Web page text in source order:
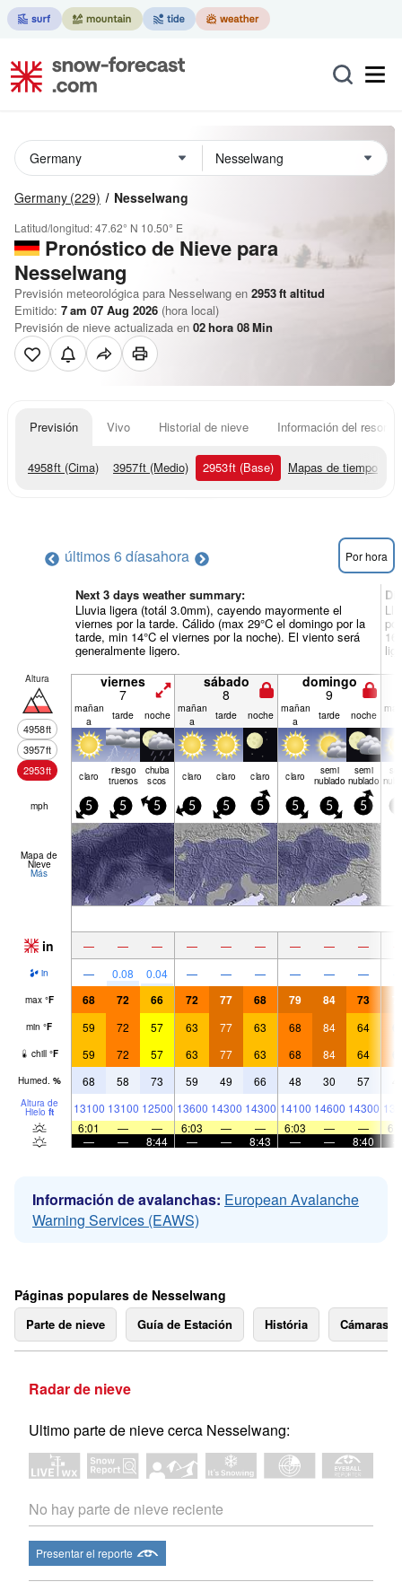
Germany (229) Nesselwang
Latitud/longitud:47.62° N 10.50° E
Pronóstico de Nieve para
Nesselwang
Previsión meteorológica para Nesselwang en 2953ft altitud
Emitido: 7 am 07 Aug 2026 (hora local)
Previsión de nieve actualizada en 02hora 08Min
Previsión Vivo Historial de nieve Información del resort
4958ft (Cima) 3957ft (Medio) 2953ft (Base) Mapas de tiempo
últimos 6 díasahora Por hora
Next 3 days weather summary:
Lluvia ligera (totál 3.0mm), cayendo mayormente el
viernes por la tarde. Cálido (max 29°C el domingo por la
tarde, min 14°C el viernes por la noche). El viento será
generalmente ligero.
Altura
4958ft
3957ft
2953ft
viernes
7
sábado
8
domingo
9
mañan
a
tarde noche mañan
a
tarde noche mañan
a
tarde noche
claro riesgo
truenos
chuba
scos claro claro claro claro semi
nublado
semi
nublado
mph 5 5 5 5 5 5 5 5 5
Mapa de
Nieve
Más
in — — — — — — — — —
in — 0.08 0.04 — — — — — —
max °F 68 72 66 72 77 68 79 84 73
min °F 59 72 57 63 77 63 68 84 64
chill °F 59 72 57 63 77 63 68 84 64
Humed. % 68 58 73 59 49 66 48 30 57
Altura de
Hielo ft 13100 13100 12500 13600 14300 14300 14100 14600 14300
6:01
— — 6:03 — — 6:03 — —
—
— 8:44 — — 8:43 — — 8:40
Información de avalanchas: European Avalanche
Warning Services (EAWS)
Páginas populares de Nesselwang
Parte de nieve Guía de Estación História Cámaras
Radar de nieve
Ultimo parte de nieve cerca Nesselwang:
No hay parte de nieve reciente
Presentar el reporte